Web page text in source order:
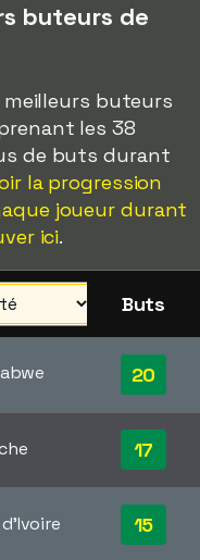
buteurs de
meilleurs buteurs
les 38
de buts durant
la progression
joueur durant
ici.
Buts
20
17
15